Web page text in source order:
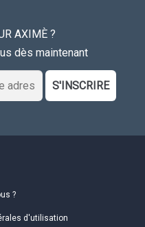
AXIMÈ ?
dès maintenant
S'INSCRIRE
?
d'utilisation